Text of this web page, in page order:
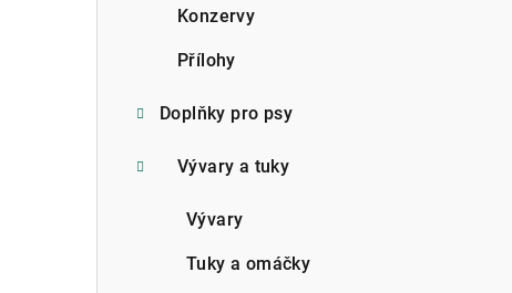
Konzervy
Přílohy
Doplňky pro psy
Vývary a tuky
Vývary
Tuky a omáčky